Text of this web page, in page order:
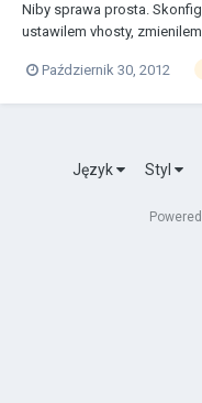
Niby sprawa prosta.
ustawilem vhosty,
wiec za instalacje
Październik 30, 2012
Język Styl